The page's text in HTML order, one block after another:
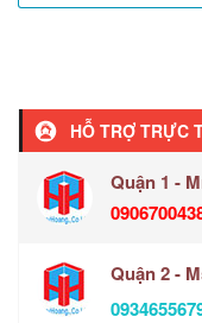
HỖ TRỢ TRỰC
Quận 1 -
Quận 2 -